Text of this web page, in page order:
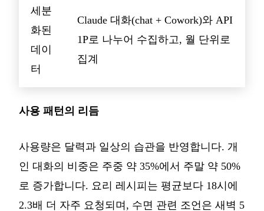
세분
화된
데이
터
Claude 대화(chat + Cowork)와 API
1P로 나누어 수집하고, 월 단위로
집계
사용 패턴의 리듬
사용량은 달력과 일상의 습관을 반영합니다. 개
인 대화의 비중은 주중 약 35%에서 주말 약 50%
로 증가합니다. 요리 레시피는 평균보다 18시에
2.3배 더 자주 요청되며, 수면 관련 조언은 새벽 5